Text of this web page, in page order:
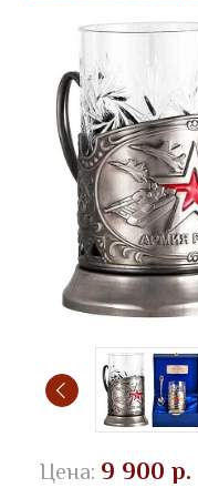
Цена: 9 900 р.